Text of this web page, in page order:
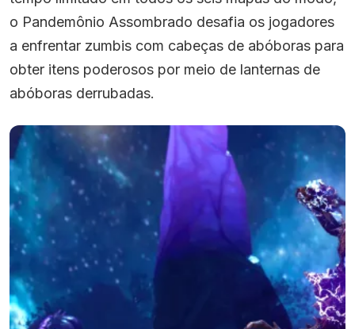
o Pandemônio Assombrado desafia os jogadores
a enfrentar zumbis com cabeças de abóboras para
obter itens poderosos por meio de lanternas de
abóboras derrubadas.